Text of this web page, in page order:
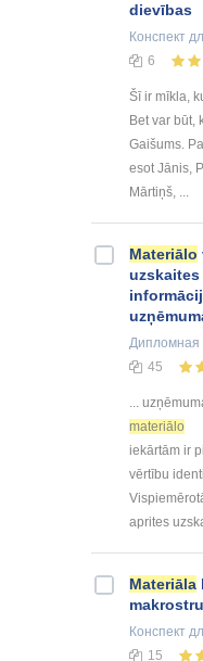
dievības
Конспект
6
Šī ir mīkla,
Bet var būt,
Gaišums.
esot Jānis,
Mārtiņš, ...
Materiālo
Дипломная
45
...
materiālo
iekārtām ir
vērtību
aprites
Materiāla
Конспект
15